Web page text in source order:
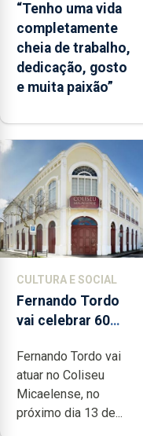
“Tenho uma vida
completamente
cheia de trabalho,
dedicação, gosto
e muita paixão”
CULTURA E SOCIAL
Fernando Tordo
vai celebrar 60
no Coliseu
Micaelense
Fernando Tordo vai
atuar no Coliseu
Micaelense, no
próximo dia 13 de...